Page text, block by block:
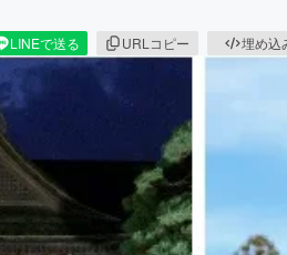
LINEで送る URLコピー 埋め込